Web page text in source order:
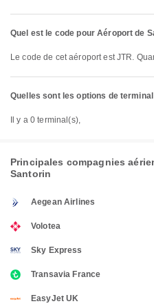
Quel est le code pour Aéroport de
Le code de cet aéroport est JTR.
Quelles sont les options de
Il y a 0 terminal(s),
Principales compagnies
Santorin
Aegean Airlines
Volotea
Sky Express
Transavia France
EasyJet UK